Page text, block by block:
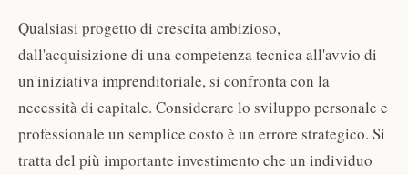
Qualsiasi progetto di crescita ambizioso,
dall'acquisizione di una competenza tecnica all'avvio di
un'iniziativa imprenditoriale, si confronta con la
necessità di capitale. Considerare lo sviluppo personale e
professionale un semplice costo è un errore strategico. Si
tratta del più importante investimento che un individuo